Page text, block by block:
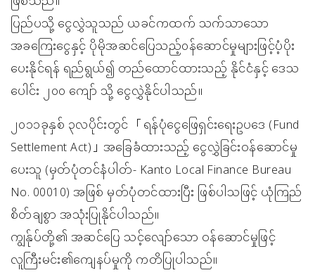
ပြည်ပသို့ ငွေလွှဲသူသည် ယခင်ကထက် သက်သာသော
အခကြေးငွေနှင့် ပိုမိုအဆင်ပြေသည့်၀န်ဆောင်မှုများဖြင့်ပံ့ပိုး
ပေးနိုင်ရန် ရည်ရွယ်၍ တည်ထောင်ထားသည့် နိုင်ငံနှင့် ဒေသ
ပေါင်း ၂၀၀ ကျော် သို့ ငွေလွှဲနိုင်ပါသည်။
၂၀၁၁ခုနှစ် ၃လပိုင်းတွင် 「ရန်ပုံငွေဖြေရှင်းရေးဥပဒေ (Fund
Settlement Act)」အခြေခံထားသည့် ငွေလွှဲခြင်းဝန်ဆောင်မှု
ပေးသူ (မှတ်ပုံတင်နံပါတ်- Kanto Local Finance Bureau
No. 00010) အဖြစ် မှတ်ပုံတင်ထားပြီး ဖြစ်ပါသဖြင့် ယုံကြည်
စိတ်ချစွာ အသုံးပြုနိုင်ပါသည်။
ကျွန်ုပ်တို့၏ အဆင်ပြေ သင့်လျော်သော ဝန်ဆောင်မှုဖြင့်
လူကြီးမင်း၏ကျေနပ်မှုကို ကတိပြုပါသည်။